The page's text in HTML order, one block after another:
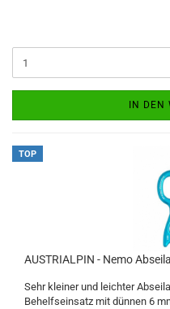
IN DEN
TOP
AUSTRIALPIN - Nemo
Sehr kleiner und leichter
Behelfseinsatz mit dünnen 6